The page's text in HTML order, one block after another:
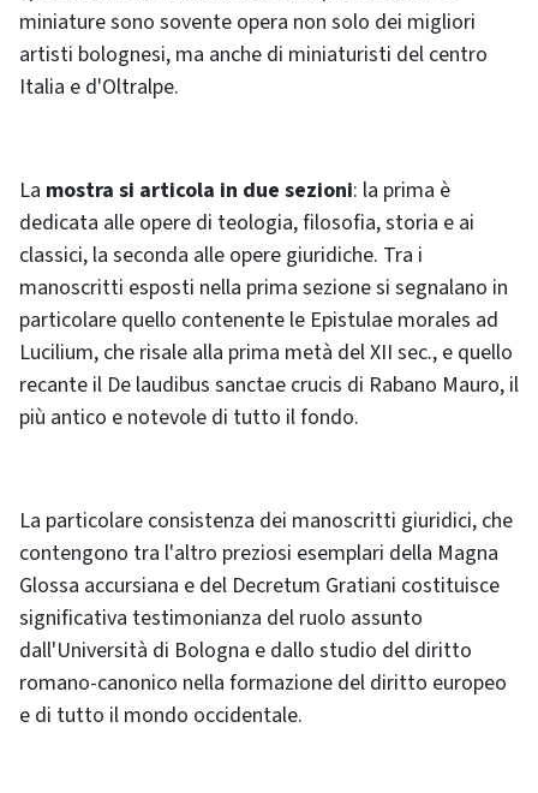
miniature sono sovente opera non solo dei migliori
artisti bolognesi, ma anche di miniaturisti del centro
Italia e d'Oltralpe.
La mostra si articola in due sezioni: la prima è
dedicata alle opere di teologia, filosofia, storia e ai
classici, la seconda alle opere giuridiche. Tra i
manoscritti esposti nella prima sezione si segnalano in
particolare quello contenente le Epistulae morales ad
Lucilium, che risale alla prima metà del XII sec., e quello
recante il De laudibus sanctae crucis di Rabano Mauro, il
più antico e notevole di tutto il fondo.
La particolare consistenza dei manoscritti giuridici, che
contengono tra l'altro preziosi esemplari della Magna
Glossa accursiana e del Decretum Gratiani costituisce
significativa testimonianza del ruolo assunto
dall'Università di Bologna e dallo studio del diritto
romano-canonico nella formazione del diritto europeo
e di tutto il mondo occidentale.